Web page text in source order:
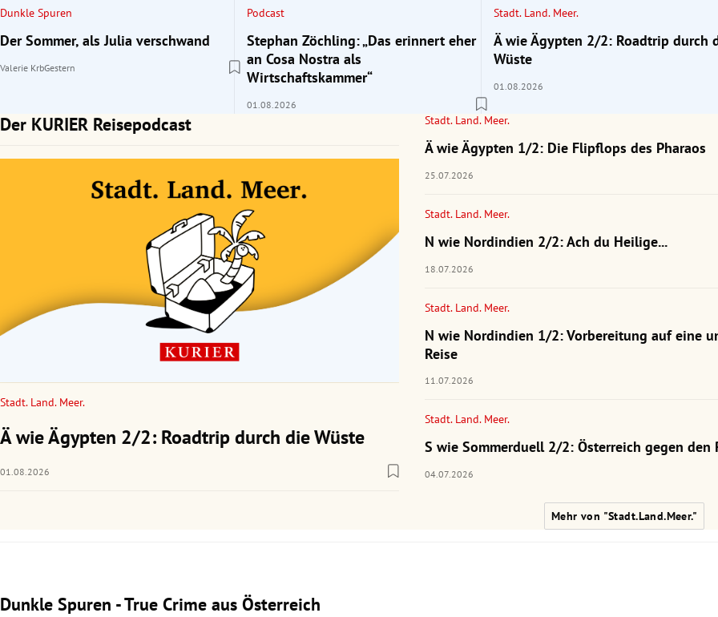
Untermenü
Untermenü
Dunkle Spuren
Der Sommer, als Julia verschwand
Valerie KrbGestern
Podcast
Stephan Zöchling: „Das erinnert eher
an Cosa Nostra als
Wirtschaftskammer“
01.08.2026
Stadt. Land. Meer.
Ä wie Ägypten 2/2: Roadtrip durch
Wüste
01.08.2026
Der KURIER Reisepodcast
Stadt. Land. Meer.
Ä wie Ägypten 2/2: Roadtrip durch die Wüste
01.08.2026
Stadt. Land. Meer.
Ä wie Ägypten 1/2: Die Flipflops des Pharaos
25.07.2026
Stadt. Land. Meer.
N wie Nordindien 2/2: Ach du Heilige...
18.07.2026
Stadt. Land. Meer.
N wie Nordindien 1/2: Vorbereitung auf eine
Reise
11.07.2026
Stadt. Land. Meer.
S wie Sommerduell 2/2: Österreich gegen den
04.07.2026
Mehr von "Stadt.Land.Meer."
Dunkle Spuren - True Crime aus Österreich
Slide 1 von 3